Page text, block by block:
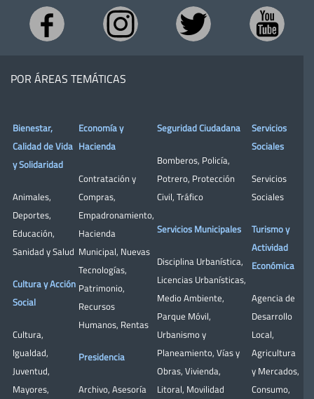
POR ÁREAS TEMÁTICAS
Bienestar,
Calidad de Vida
y Solidaridad
Animales,
Deportes,
Educación,
Sanidad y Salud
Cultura y Acción
Social
Cultura,
Igualdad,
Juventud,
Mayores,
Economía y
Hacienda
Contratación y
Compras,
Empadronamiento,
Hacienda
Municipal, Nuevas
Tecnologías,
Patrimonio,
Recursos
Humanos, Rentas
Presidencia
Archivo, Asesoría
Seguridad Ciudadana
Bomberos, Policía,
Potrero, Protección
Civil, Tráfico
Servicios Municipales
Disciplina Urbanística,
Licencias Urbanísticas,
Medio Ambiente,
Parque Móvil,
Urbanismo y
Planeamiento, Vías y
Obras, Vivienda,
Litoral, Movilidad
Servicios
Sociales
Servicios
Sociales
Turismo y
Actividad
Económica
Agencia de
Desarrollo
Local,
Agricultura
y Mercados,
Consumo,